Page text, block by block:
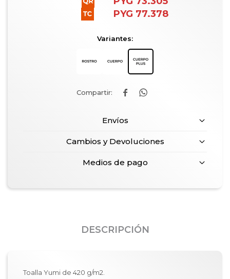
PYG 77.378
Variantes:
 
Envíos
Cambios y Devoluciones
Medios de pago
DESCRIPCIÓN
Toalla Yumi de 420 g/m2.